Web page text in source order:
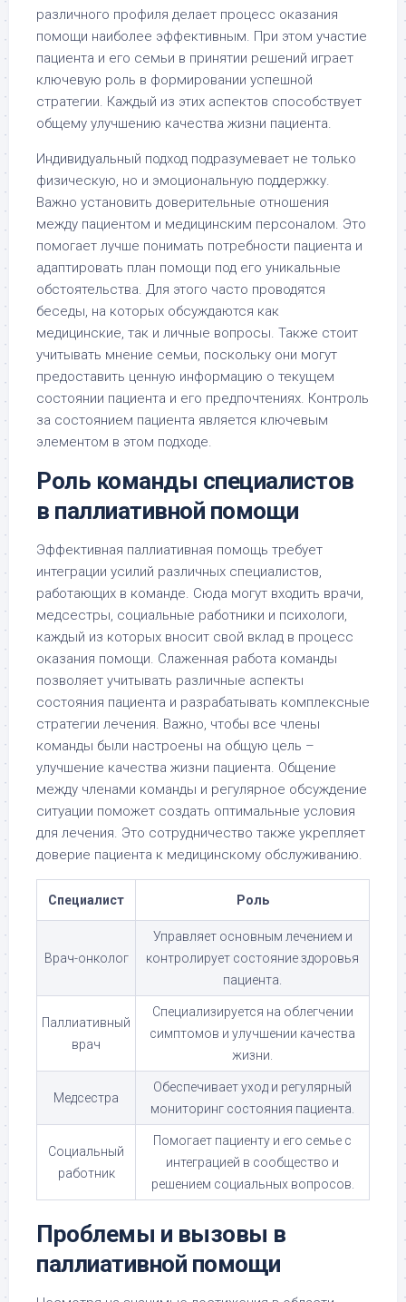
различного профиля делает процесс оказания
помощи наиболее эффективным. При этом участие
пациента и его семьи в принятии решений играет
ключевую роль в формировании успешной
стратегии. Каждый из этих аспектов способствует
общему улучшению качества жизни пациента.
Индивидуальный подход подразумевает не только
физическую, но и эмоциональную поддержку.
Важно установить доверительные отношения
между пациентом и медицинским персоналом. Это
помогает лучше понимать потребности пациента и
адаптировать план помощи под его уникальные
обстоятельства. Для этого часто проводятся
беседы, на которых обсуждаются как
медицинские, так и личные вопросы. Также стоит
учитывать мнение семьи, поскольку они могут
предоставить ценную информацию о текущем
состоянии пациента и его предпочтениях. Контроль
за состоянием пациента является ключевым
элементом в этом подходе.
Роль команды специалистов
в паллиативной помощи
Эффективная паллиативная помощь требует
интеграции усилий различных специалистов,
работающих в команде. Сюда могут входить врачи,
медсестры, социальные работники и психологи,
каждый из которых вносит свой вклад в процесс
оказания помощи. Слаженная работа команды
позволяет учитывать различные аспекты
состояния пациента и разрабатывать комплексные
стратегии лечения. Важно, чтобы все члены
команды были настроены на общую цель –
улучшение качества жизни пациента. Общение
между членами команды и регулярное обсуждение
ситуации поможет создать оптимальные условия
для лечения. Это сотрудничество также укрепляет
доверие пациента к медицинскому обслуживанию.
Специалист Роль
Врач-онколог
Управляет основным лечением и
контролирует состояние здоровья
пациента.
Паллиативный
врач
Специализируется на облегчении
симптомов и улучшении качества
жизни.
Медсестра
Обеспечивает уход и регулярный
мониторинг состояния пациента.
Социальный
работник
Помогает пациенту и его семье с
интеграцией в сообщество и
решением социальных вопросов.
Проблемы и вызовы в
паллиативной помощи